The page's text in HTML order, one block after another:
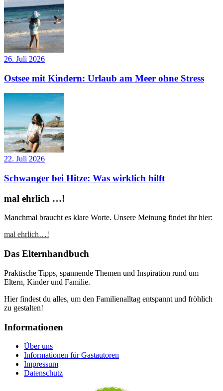
26. Juli 2026
Ostsee mit Kindern: Urlaub am Meer ohne Stress
22. Juli 2026
Schwanger bei Hitze: Was wirklich hilft
mal ehrlich …!
Manchmal braucht es klare Worte. Unsere Meinung findet ihr hier:
mal ehrlich…!
Das Elternhandbuch
Praktische Tipps, spannende Themen und Inspiration rund um
Eltern, Kinder und Familie.
Hier findest du alles, um den Familienalltag entspannt und fröhlich
zu gestalten!
Informationen
Über uns
Informationen für Gastautoren
Impressum
Datenschutz